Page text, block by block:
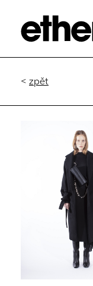
< zpět